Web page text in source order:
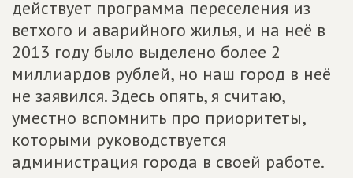
действует программа переселения из
ветхого и аварийного жилья, и на неё в
2013 году было выделено более 2
миллиардов рублей, но наш город в неё
не заявился. Здесь опять, я считаю,
уместно вспомнить про приоритеты,
которыми руководствуется
администрация города в своей работе.